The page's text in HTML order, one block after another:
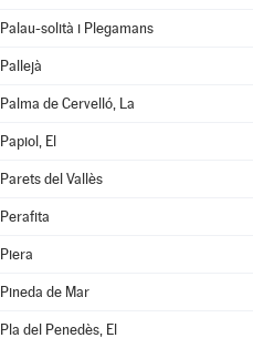
Palau-solità i Plegamans
Pallejà
Palma de Cervelló, La
Papiol, El
Parets del Vallès
Perafita
Piera
Pineda de Mar
Pla del Penedès, El